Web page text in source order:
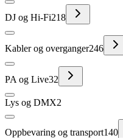
DJ og Hi-Fi218
Kabler og overganger246
PA og Live32
Lys og DMX2
Oppbevaring og transport140